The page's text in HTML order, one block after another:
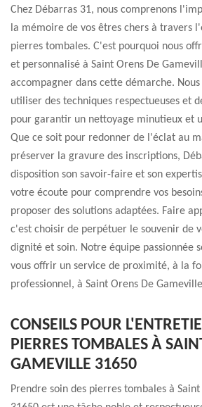
Chez Débarras 31, nous comprenons
la mémoire de vos êtres chers à travers
pierres tombales. C'est pourquoi nous
et personnalisé à Saint Orens De
accompagner dans cette démarche. Nous
utiliser des techniques respectueuses et
pour garantir un nettoyage minutieux et
Que ce soit pour redonner de l'éclat au
préserver la gravure des inscriptions,
disposition son savoir-faire et son
votre écoute pour comprendre vos
proposer des solutions adaptées. Faire
c'est choisir de perpétuer le souvenir de
dignité et soin. Notre équipe passionnée
vous offrir un service de proximité, à la
professionnel, à Saint Orens De
CONSEILS POUR
PIERRES TOMBALES À
GAMEVILLE 31650
Prendre soin des pierres tombales à